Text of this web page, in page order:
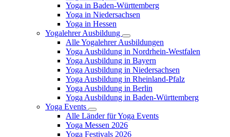
Yoga in Baden-Württemberg
Yoga in Niedersachsen
Yoga in Hessen
Yogalehrer Ausbildung
Alle Yogalehrer Ausbildungen
Yoga Ausbildung in Nordrhein-Westfalen
Yoga Ausbildung in Bayern
Yoga Ausbildung in Niedersachsen
Yoga Ausbildung in Rheinland-Pfalz
Yoga Ausbildung in Berlin
Yoga Ausbildung in Baden-Württemberg
Yoga Events
Alle Länder für Yoga Events
Yoga Messen 2026
Yoga Festivals 2026